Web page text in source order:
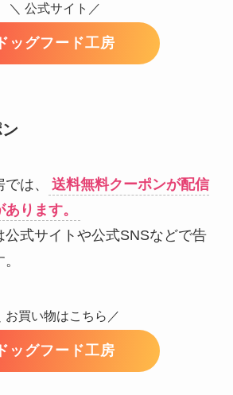
＼ 公式サイト／
ドッグフード工房
は、
送料無料クーポンが配信
ります。
公式サイトや公式SNSなどで告
お買い物はこちら／
ドッグフード工房